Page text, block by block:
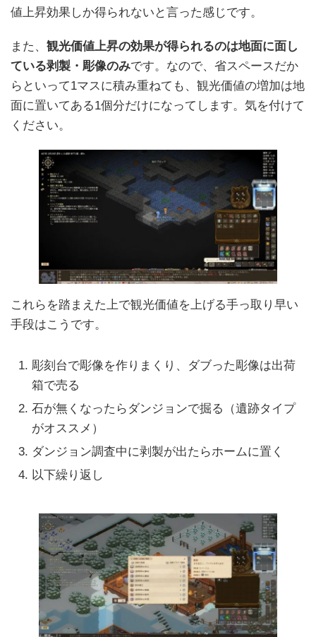
値上昇効果しか得られないと言った感じです。
また、 観光価値上昇の効果が得られるのは地面に面し
ている剥製・彫像のみです。なので、省スペースだか
らといって1マスに積み重ねても、観光価値の増加は地
面に置いてある1個分だけになってします。気を付けて
ください。
これらを踏まえた上で観光価値を上げる手っ取り早い
手段はこうです。
彫刻台で彫像を作りまくり、ダブった彫像は出荷
箱で売る
石が無くなったらダンジョンで掘る（遺跡タイプ
がオススメ）
ダンジョン調査中に剥製が出たらホームに置く
以下繰り返し